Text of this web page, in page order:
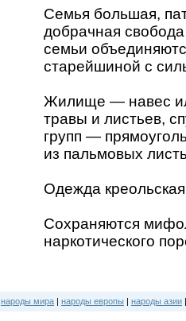
Семья большая,
добрачная
семьи
старейшиной с
Жилище — навес
травы и листьев,
групп —
из пальмовых
Одежда
Cохраняются
наркотического
народы мира | народы европы | народы азии